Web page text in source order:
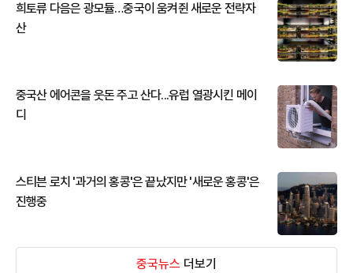
희토류 다음은 광모듈…중국이 움켜쥔 새로운 전략자
산
중국산 에어콘을 웃돈 주고 산다...유럽 열광시킨 메이
디
스티븐 로치 '과거의 홍콩'은 끝났지만 '새로운 홍콩'은
진행중
중국뉴스 더보기